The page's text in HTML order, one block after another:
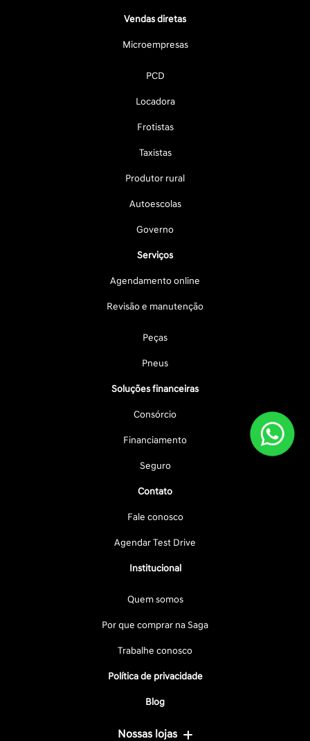
Vendas diretas
Microempresas
PCD
Locadora
Frotistas
Taxistas
Produtor rural
Autoescolas
Governo
Serviços
Agendamento online
Revisão e manutenção
Peças
Pneus
Soluções financeiras
Consórcio
Financiamento
Seguro
Contato
Fale conosco
Agendar Test Drive
Institucional
Quem somos
Por que comprar na Saga
Trabalhe conosco
Política de privacidade
Blog
Nossas lojas